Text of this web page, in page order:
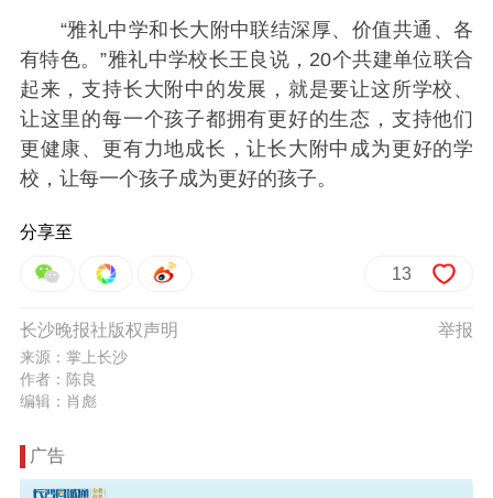
“雅礼中学和长大附中联结深厚、价值共通、各
有特色。”雅礼中学校长王良说，20个共建单位联合
起来，支持长大附中的发展，就是要让这所学校、
让这里的每一个孩子都拥有更好的生态，支持他们
更健康、更有力地成长，让长大附中成为更好的学
校，让每一个孩子成为更好的孩子。
分享至
13
举报
长沙晚报社版权声明
来源：掌上长沙
作者：陈良
编辑：肖彪
广告